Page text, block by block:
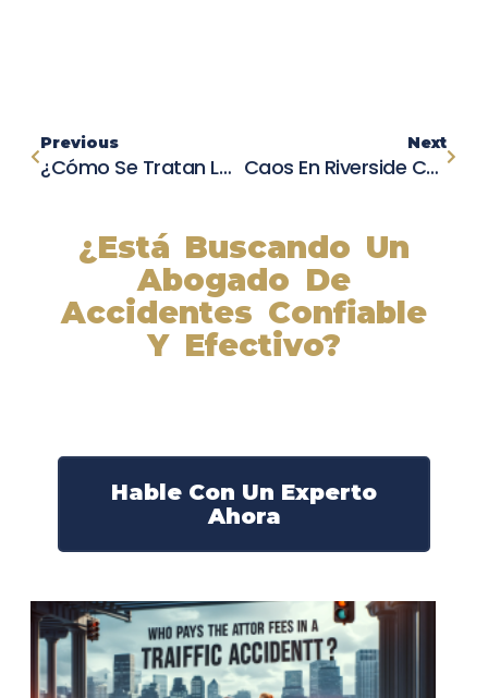
Previous
¿Cómo Se Tratan Las Lesiones Por Accidentes?
Next
Caos En Riverside County: Accidentes, Vuelcos Y Lluvias Torrenciales Atraparon A Los Conductores
¿Está Buscando Un
Abogado De
Accidentes Confiable
Y Efectivo?
Hable Con Un Experto
Ahora